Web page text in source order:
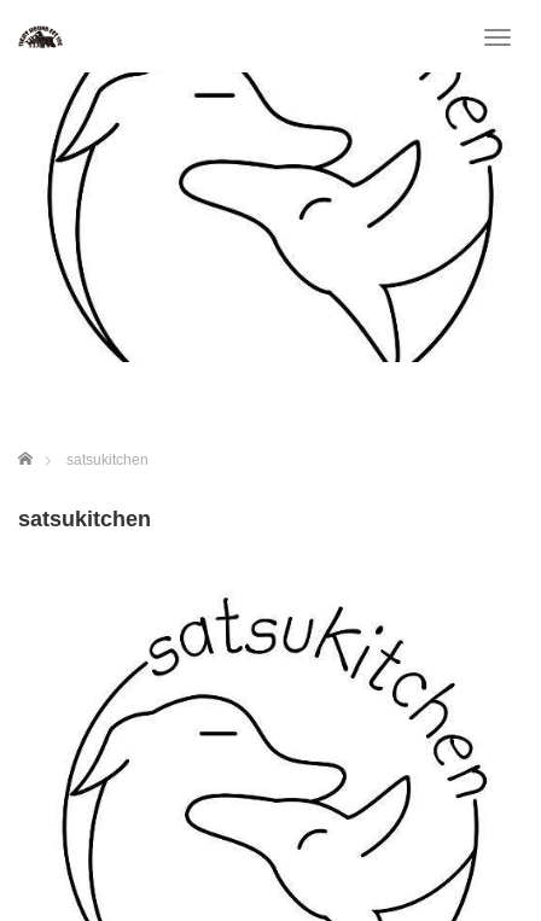
T
l
e
ホーム satsukitchen
satsukitchen